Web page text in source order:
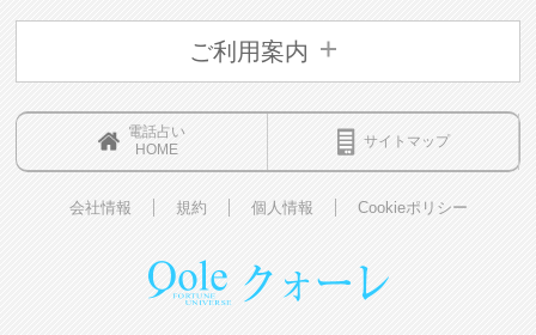
ご利用案内
電話占い
HOME
サイトマップ
会社情報 規約 個人情報 Cookieポリシー